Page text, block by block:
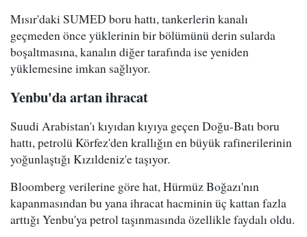
Mısır'daki SUMED boru hattı, tankerlerin kanalı
geçmeden önce yüklerinin bir bölümünü derin sularda
boşaltmasına, kanalın diğer tarafında ise yeniden
yüklemesine imkan sağlıyor.
Yenbu'da artan ihracat
Suudi Arabistan'ı kıyıdan kıyıya geçen Doğu-Batı boru
hattı, petrolü Körfez'den krallığın en büyük rafinerilerinin
yoğunlaştığı Kızıldeniz'e taşıyor.
Bloomberg verilerine göre hat, Hürmüz Boğazı'nın
kapanmasından bu yana ihracat hacminin üç kattan fazla
arttığı Yenbu'ya petrol taşınmasında özellikle faydalı oldu.